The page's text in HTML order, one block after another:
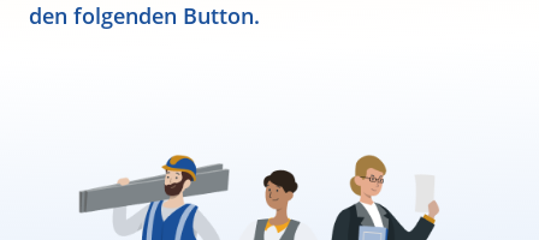
den folgenden Button.